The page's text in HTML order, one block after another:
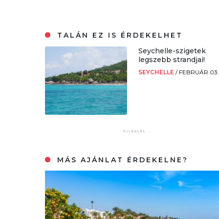
TALÁN EZ IS ÉRDEKELHET
Seychelle-szigetek
legszebb strandjai!
SEYCHELLE/ FEBRUÁR 03.
MÁS AJÁNLAT ÉRDEKELNE?